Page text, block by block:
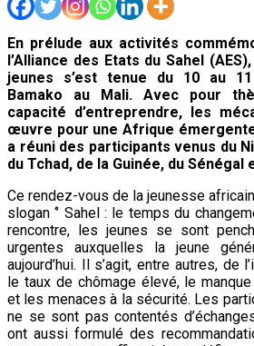
En prélude aux activités
l’Alliance des Etats du Sahel
jeunes s’est tenue du 10 au
Bamako au Mali. Avec pour
capacité d’entreprendre, les
œuvre pour une Afrique
a réuni des participants venus du
du Tchad, de la Guinée, du Sénégal
Ce rendez-vous de la jeunesse
slogan ‘’ Sahel : le temps du
rencontre, les jeunes se sont
urgentes auxquelles la jeune
aujourd’hui. Il s’agit, entre autres, de
le taux de chômage élevé, le
et les menaces à la sécurité. Les
ne se sont pas contentés
ont aussi formulé des